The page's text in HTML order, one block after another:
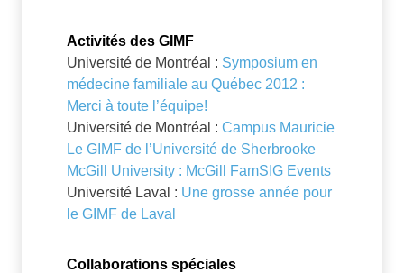
Activités des GIMF
Université de Montréal : Symposium en
médecine familiale au Québec 2012 :
Merci à toute l’équipe!
Université de Montréal : Campus Mauricie
Le GIMF de l’Université de Sherbrooke
McGill University : McGill FamSIG Events
Université Laval : Une grosse année pour
le GIMF de Laval
Collaborations spéciales